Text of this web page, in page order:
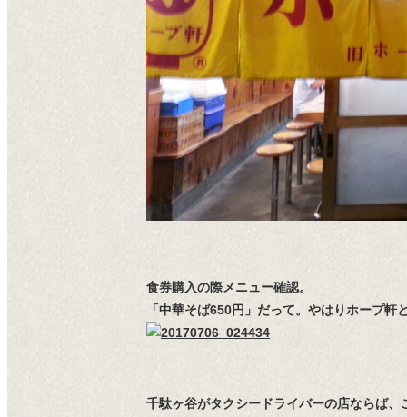
食券購入の際メニュー確認。
「中華そば650円」だって。やはりホープ軒
千駄ヶ谷がタクシードライバーの店ならば